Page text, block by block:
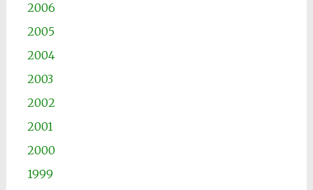
2006
2005
2004
2003
2002
2001
2000
1999